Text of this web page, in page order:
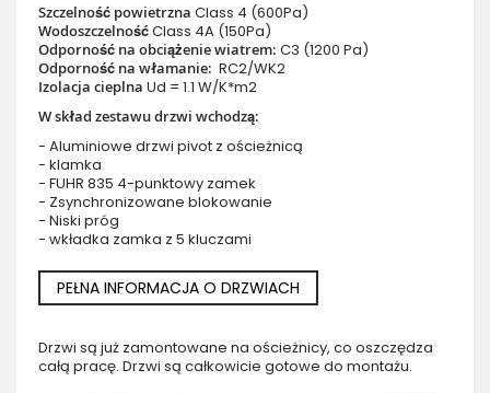
Szczelność powietrzna Class 4 (600Pa)
WodoszczelnośćClass 4A (150Pa)
Odporność na obciążenie wiatrem: C3 (1200 Pa)
Odporność na włamanie: RC2/WK2
Izolacja cieplna Ud = 1.1 W/K*m2
W skład zestawu drzwi wchodzą:
- Aluminiowe drzwi pivot z ościeżnicą
- klamka
- FUHR 835 4-punktowy zamek
- Zsynchronizowane blokowanie
- Niski próg
- wkładka zamka z 5 kluczami
PEŁNA INFORMACJA O DRZWIACH
Drzwi są już zamontowane na ościeżnicy, co oszczędza
całą pracę. Drzwi są całkowicie gotowe do montażu.